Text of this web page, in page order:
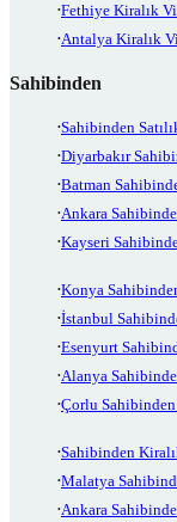
Fethiye Kiralık
Antalya Kiralık
Sahibinden
Sahibinden
Diyarbakır
Batman
Ankara
Kayseri
Konya
İstanbul
Esenyurt
Alanya
Çorlu Sahibinden
Sahibinden
Malatya
Ankara